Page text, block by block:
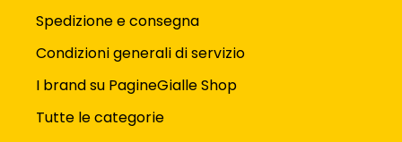
Spedizione e consegna
Condizioni generali di servizio
I brand su PagineGialle Shop
Tutte le categorie